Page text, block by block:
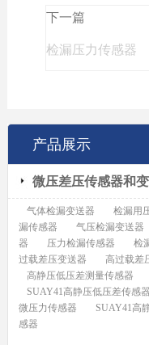
下一篇
检漏压力传感器
产品展示
微压差压传感器和
气体检漏变送器 检漏用
漏传感器
气压检漏变送器
器
压力检漏传感器 检
过载差压变送器
高过载差
高静压低压差测量传感器
SUAY41高静压低压差传感器
微压力传感器
SUAY41高
感器